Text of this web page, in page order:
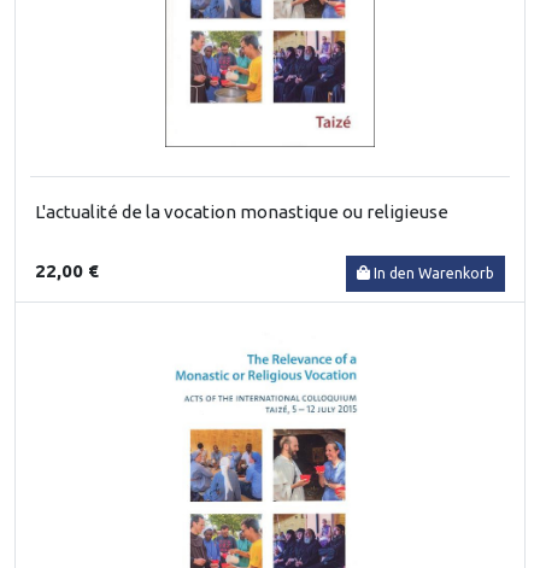
L'actualité de la vocation monastique ou religieuse
22,00 € In den Warenkorb